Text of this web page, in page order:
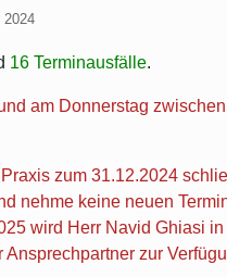
2024
16 Terminausfälle.
am Donnerstag
zum 31.12.2024
nehme keine neuen
wird Herr Navid Ghiasi
zur